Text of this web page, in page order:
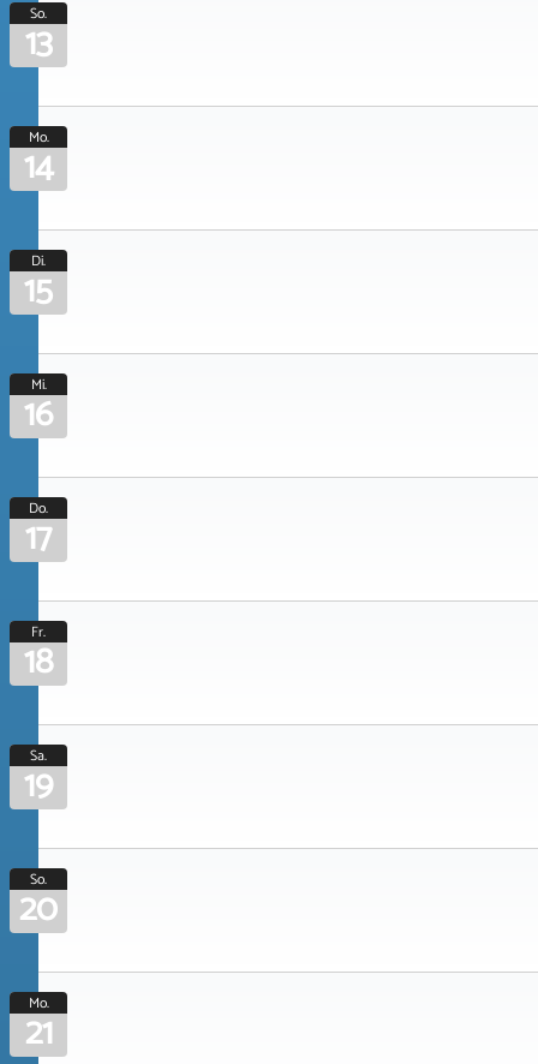
So.
13
Mo.
14
Di.
15
Mi.
16
Do.
17
Fr.
18
Sa.
19
So.
20
Mo.
21